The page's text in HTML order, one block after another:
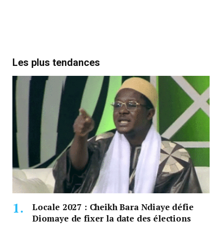
Les plus tendances
Locale 2027 : Cheikh Bara Ndiaye défie
Diomaye de fixer la date des élections